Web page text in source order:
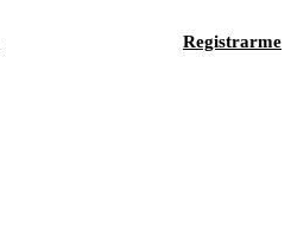
Registrarme